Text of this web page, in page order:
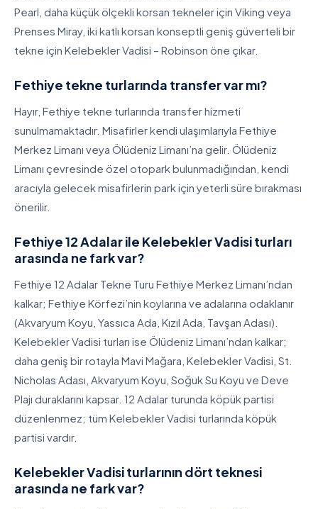
Pearl, daha küçük ölçekli korsan tekneler için Viking veya
Prenses Miray, iki katlı korsan konseptli geniş güverteli bir
tekne için Kelebekler Vadisi – Robinson öne çıkar.
Fethiye tekne turlarında transfer var mı?
Hayır, Fethiye tekne turlarında transfer hizmeti
sunulmamaktadır. Misafirler kendi ulaşımlarıyla Fethiye
Merkez Limanı veya Ölüdeniz Limanı’na gelir. Ölüdeniz
Limanı çevresinde özel otopark bulunmadığından, kendi
aracıyla gelecek misafirlerin park için yeterli süre bırakması
önerilir.
Fethiye 12 Adalar ile Kelebekler Vadisi turları
arasında ne fark var?
Fethiye 12 Adalar Tekne Turu Fethiye Merkez Limanı’ndan
kalkar; Fethiye Körfezi’nin koylarına ve adalarına odaklanır
(Akvaryum Koyu, Yassıca Ada, Kızıl Ada, Tavşan Adası).
Kelebekler Vadisi turları ise Ölüdeniz Limanı’ndan kalkar;
daha geniş bir rotayla Mavi Mağara, Kelebekler Vadisi, St.
Nicholas Adası, Akvaryum Koyu, Soğuk Su Koyu ve Deve
Plajı duraklarını kapsar. 12 Adalar turunda köpük partisi
düzenlenmez; tüm Kelebekler Vadisi turlarında köpük
partisi vardır.
Kelebekler Vadisi turlarının dört teknesi
arasında ne fark var?